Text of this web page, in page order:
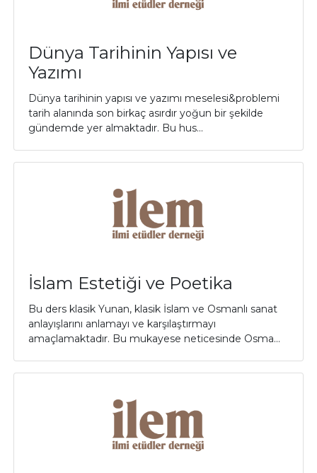
Dünya Tarihinin Yapısı ve
Yazımı
Dünya tarihinin yapısı ve yazımı meselesi&problemi
tarih alanında son birkaç asırdır yoğun bir şekilde
gündemde yer almaktadır. Bu hus...
İslam Estetiği ve Poetika
Bu ders klasik Yunan, klasik İslam ve Osmanlı sanat
anlayışlarını anlamayı ve karşılaştırmayı
amaçlamaktadır. Bu mukayese neticesinde Osma...